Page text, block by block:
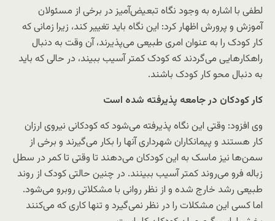
لطفی با اشاره به وجود نگاه تبعیض‌آمیز در برخی از مسئولان
آموزش و پرورش اظهار کرد: این نگاه باید تغییر کند، زیرا زمانی که
کار کودک را به عنوان امری طبیعی می‌پذیرند، آن وقت به دنبال
راهکارهایی می‌گردند که کودک کمتر آسیب ببیند، در حالی که باید
به دنبال محو کار کودک باشند.
کار کودکان در جامعه پذیرفته شده است
وی افزود: وقتی این نگاه پذیرفته می‌شود که کودکانی نیروی ارزان
کار هستند و پیمانکاران شهرداری آنها را بکار می‌گیرند و برخی از
سمن‌ها نیز ماسک به این کودکان می‌دهند تا وقتی تا کمر در سطل
زباله فرو می‌روند کمتر آسیب ببینند. در چنین حالتی کودک از روند
طبیعی رشد خارج شده و از نظر روانی با مشکلاتی روبرو می‌شود.
اما کسی این مشکلات را در نظر نمی‌گیرد و تنها کاری که می‌کنند